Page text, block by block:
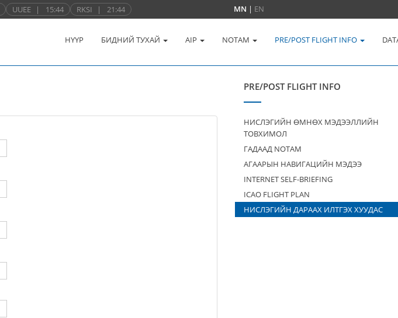
UUEE | 15:44 RKSI | 21:44 MN | EN
НҮҮР БИДНИЙ ТУХАЙ AIP NOTAM PRE/POST FLIGHT INFO
PRE/POST FLIGHT INFO
НИСЛЭГИЙН ӨМНӨХ МЭДЭЭЛЛИЙН
ТОВХИМОЛ
ГАДААД NOTAM
АГААРЫН НАВИГАЦИЙН МЭДЭЭ
INTERNET SELF-BRIEFING
ICAO FLIGHT PLAN
НИСЛЭГИЙН ДАРААХ ИЛТГЭХ ХУУДАС